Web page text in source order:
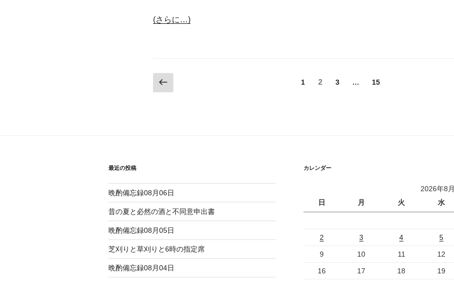
(さらに…)
投
シ
ョ
ン
前
の
固
1
固
2
固
3 …
固
15
最近の投稿
晩酌備忘録08月06日
昔の夏と必然の酒と不同意申出書
晩酌備忘録08月05日
芝刈りと草刈りと6時の指定席
晩酌備忘録08月04日
カレンダー
2026年8月
日
月 火 水
2 3 4 5
9 10 11 12
16 17 18 19